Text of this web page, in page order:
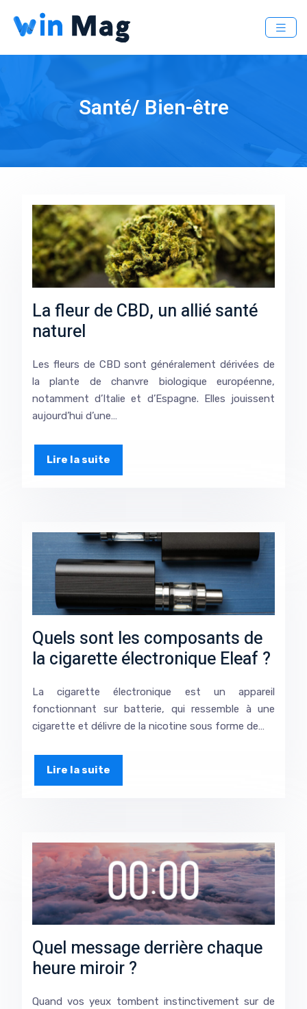
Santé/ Bien-être
La fleur de CBD, un allié santé
naturel
Les fleurs de CBD sont généralement dérivées de
la plante de chanvre biologique européenne,
notamment d’Italie et d’Espagne. Elles jouissent
aujourd’hui d’une…
Lire la suite
Quels sont les composants de
la cigarette électronique Eleaf ?
La cigarette électronique est un appareil
fonctionnant sur batterie, qui ressemble à une
cigarette et délivre de la nicotine sous forme de…
Lire la suite
Quel message derrière chaque
heure miroir ?
Quand vos yeux tombent instinctivement sur de